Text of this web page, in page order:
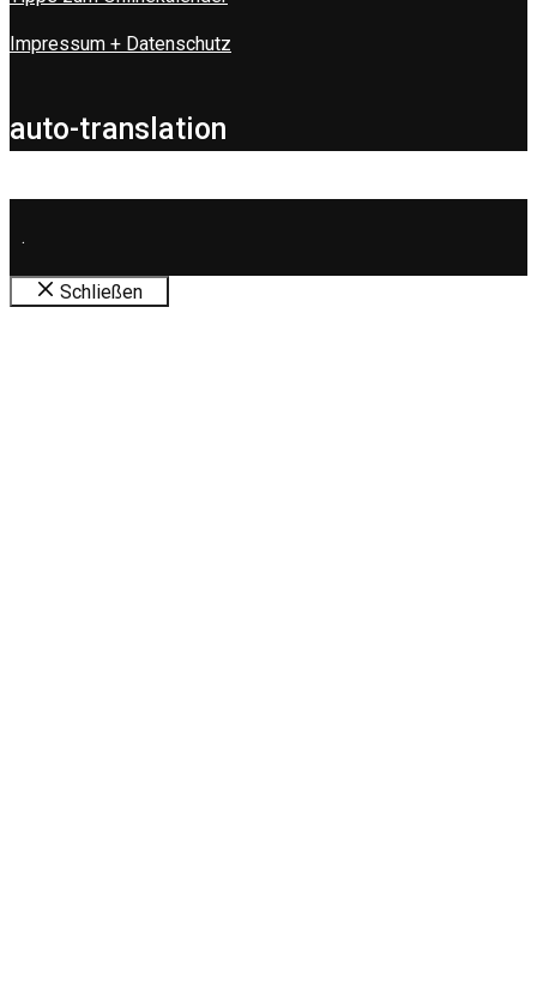
Impressum + Datenschutz
auto-translation
.
Schließen